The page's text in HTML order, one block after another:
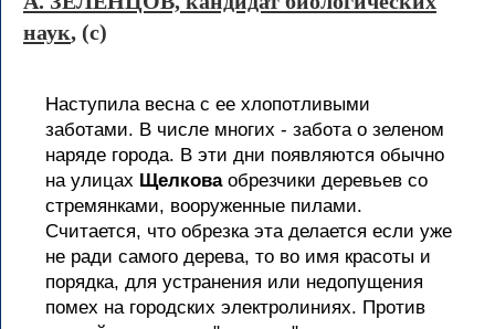
наук, (c)
Наступила весна с ее хлопотливыми
заботами. В числе многих - забота о зеленом
наряде города. В эти дни появляются обычно
на улицах Щелковаобрезчики деревьев со
стремянками, вооруженные пилами.
Считается, что обрезка эта делается если уже
не ради самого дерева, то во имя красоты и
порядка, для устранения или недопущения
помех на городских электролиниях. Против